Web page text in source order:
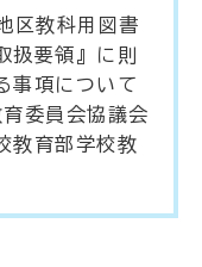
区教科用図書
扱要領』に則
事項について
委員会協議会
教育部学校教